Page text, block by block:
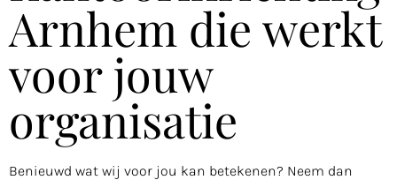
Arnhem die werkt
voor jouw
organisatie
Benieuwd wat wij voor jou kan betekenen? Neem dan